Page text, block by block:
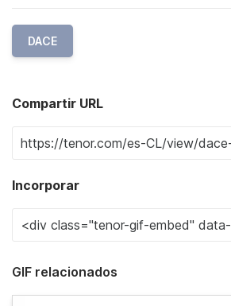
DACE
Compartir URL
Incorporar
GIF relacionados